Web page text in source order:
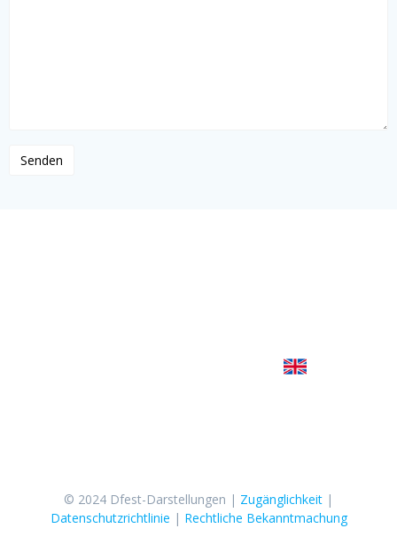
© 2024 Dfest-Darstellungen | Zugänglichkeit |
Datenschutzrichtlinie | Rechtliche Bekanntmachung